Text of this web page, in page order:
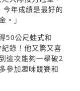
年成績是最好的
。」
50公尺蛙式和
錄！他又驚又喜
這次能夠一舉破2
參加趣味競賽和